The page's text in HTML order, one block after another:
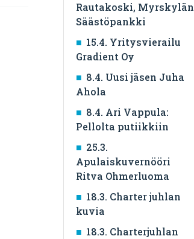
Rautakoski, Myrskylän
Säästöpankki
15.4. Yritysvierailu
Gradient Oy
8.4. Uusi jäsen Juha
Ahola
8.4. Ari Vappula:
Pellolta putiikkiin
25.3.
Apulaiskuvernööri
Ritva Ohmerluoma
18.3. Charter juhlan
kuvia
18.3. Charterjuhlan